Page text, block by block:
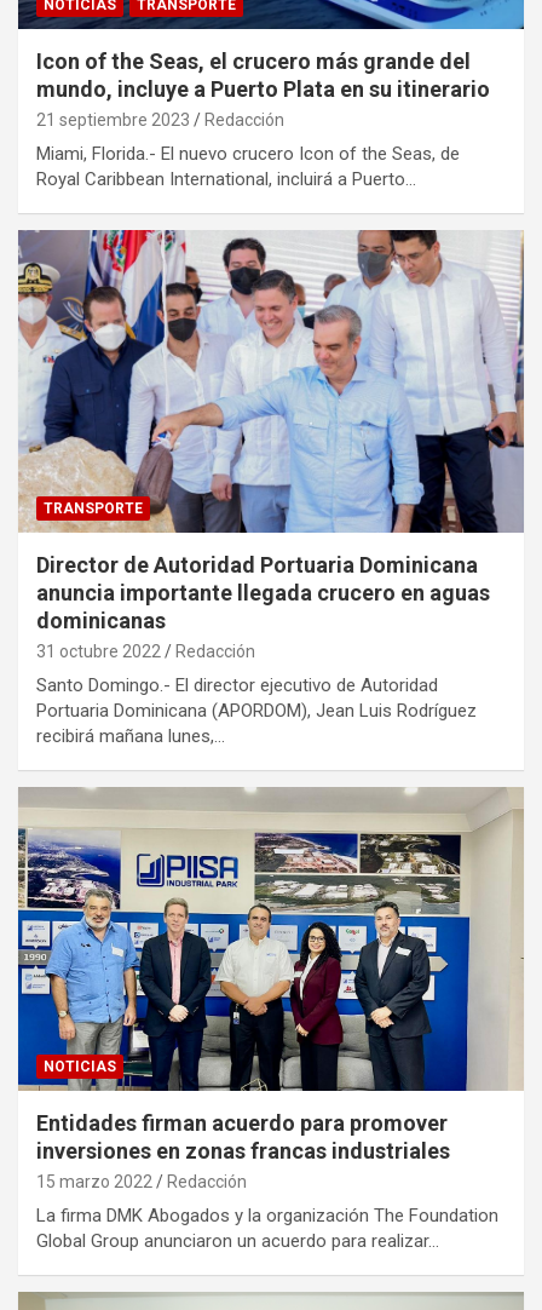
NOTICIAS TRANSPORTE
Icon of the Seas, el crucero más grande del
mundo, incluye a Puerto Plata en su itinerario
21 septiembre 2023 Redacción
Miami, Florida.- El nuevo crucero Icon of the Seas, de
Royal Caribbean International, incluirá a Puerto…
TRANSPORTE
Director de Autoridad Portuaria Dominicana
anuncia importante llegada crucero en aguas
dominicanas
31 octubre 2022 Redacción
Santo Domingo.- El director ejecutivo de Autoridad
Portuaria Dominicana (APORDOM), Jean Luis Rodríguez
recibirá mañana lunes,…
NOTICIAS
Entidades firman acuerdo para promover
inversiones en zonas francas industriales
15 marzo 2022 Redacción
La firma DMK Abogados y la organización The Foundation
Global Group anunciaron un acuerdo para realizar…